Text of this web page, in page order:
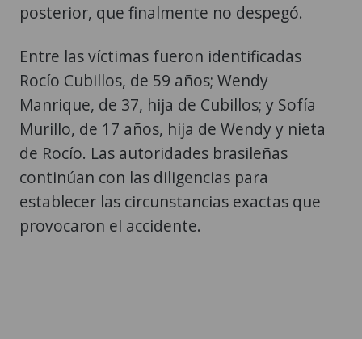
posterior, que finalmente no despegó.
Entre las víctimas fueron identificadas
Rocío Cubillos, de 59 años; Wendy
Manrique, de 37, hija de Cubillos; y Sofía
Murillo, de 17 años, hija de Wendy y nieta
de Rocío. Las autoridades brasileñas
continúan con las diligencias para
establecer las circunstancias exactas que
provocaron el accidente.